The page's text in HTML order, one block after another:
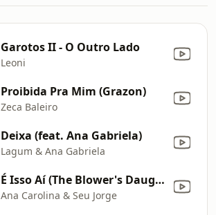
Garotos II - O Outro Lado
Leoni
Proibida Pra Mim (Grazon)
Zeca Baleiro
Deixa (feat. Ana Gabriela)
Lagum & Ana Gabriela
É Isso Aí (The Blower's Daughter) [Ao Vivo]
Ana Carolina & Seu Jorge